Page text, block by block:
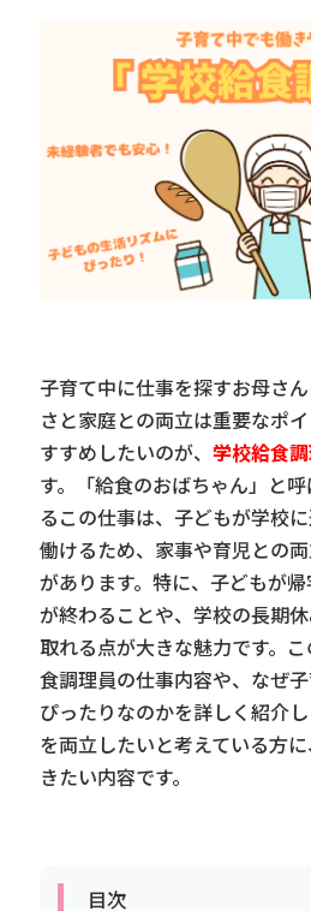
子育て中に仕事を探すお母さ
さと家庭との両立は重要なポ
すすめしたいのが、学校給食
す。「給食のおばちゃん」と
るこの仕事は、子どもが学校
働けるため、家事や育児との
があります。特に、子どもが
が終わることや、学校の長期
取れる点が大きな魅力です。
食調理員の仕事内容や、なぜ
ぴったりなのかを詳しく紹介
を両立したいと考えている方
きたい内容です。
目次